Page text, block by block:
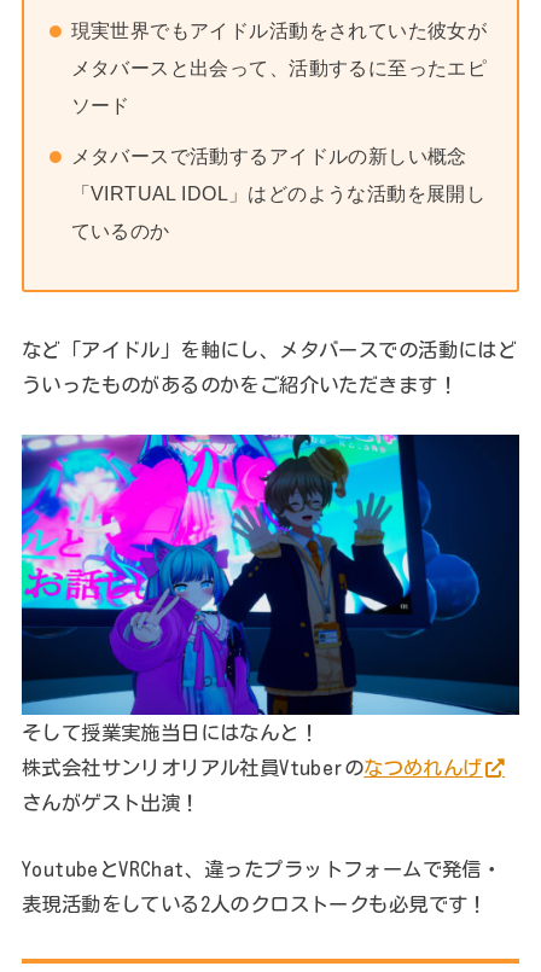
現実世界でもアイドル活動をされていた彼女が
メタバースと出会って、活動するに至ったエピ
ソード
メタバースで活動するアイドルの新しい概念
「VIRTUAL IDOL」はどのような活動を展開し
ているのか
など「アイドル」を軸にし、メタバースでの活動にはど
ういったものがあるのかをご紹介いただきます！
そして授業実施当日にはなんと！
株式会社サンリオリアル社員Vtuberのなつめれんげ
さんがゲスト出演！
YoutubeとVRChat、違ったプラットフォームで発信・
表現活動をしている2人のクロストークも必見です！